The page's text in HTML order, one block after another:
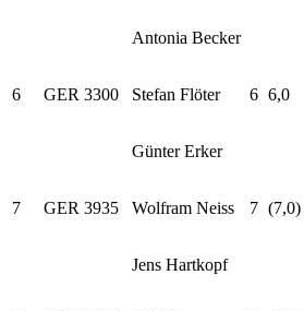
Antonia Becker
6 GER 3300 Stefan Flöter 6 6,0
Günter Erker
7 GER 3935 Wolfram Neiss 7 (7,0)
Jens Hartkopf